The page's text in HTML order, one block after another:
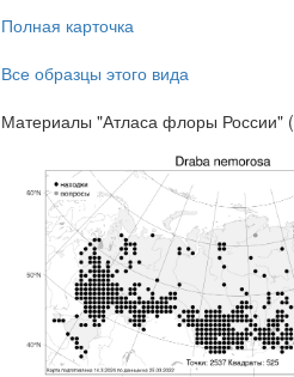
Полная карточка
Все образцы этого вида
Материалы "Атласа флоры России" (